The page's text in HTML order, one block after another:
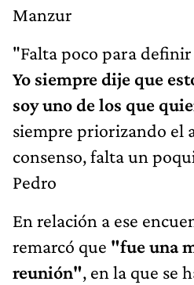
Manzur
"Falta poco para
Yo siempre dije que
soy uno de los que
siempre priorizando el
consenso, falta un
Pedro
En relación a ese
remarcó que "fue una
reunión", en la que se